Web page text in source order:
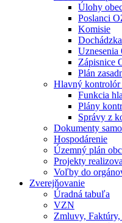
Úlohy
Poslanci
Komisie
Uznesenia
Zápisnice
Plán
Hlavný kontrolór
Funkcia
Plány
Správy z
Dokumenty
Hospodárenie
Územný plán
Projekty
Voľby do
Zverejňovanie
Úradná tabuľa
VZN
Zmluvy,